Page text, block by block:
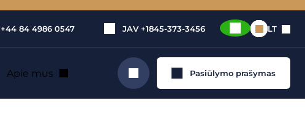
+44 84 4986 0547 JAV +1845-373-3456 LT
Apie mus Ieškoti Pasiūlymo prašymas